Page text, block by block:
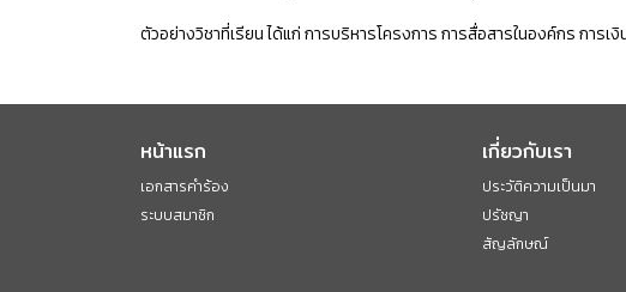
ตัวอย่างวิชาที่เรียน ได้แก่ การบริหารโครงการ การสื่อสารในองค์กร กา
หน้าแรก
เอกสารคำร้อง
ระบบสมาชิก
เกี่ยวกับเรา
ประวัติความเป็นมา
ปรัชญา
สัญลักษณ์